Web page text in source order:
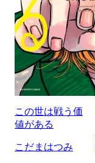
この世は戦う価
値がある
こだまはつみ